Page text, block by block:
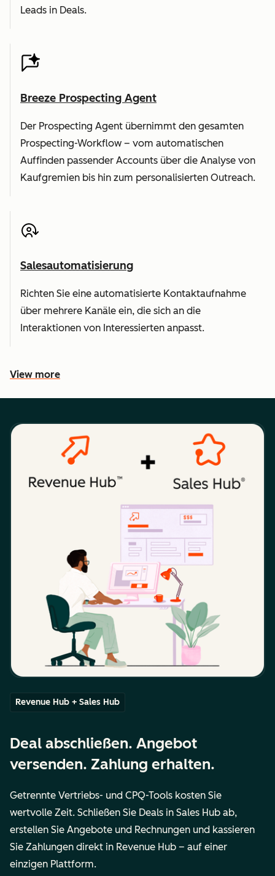
Leads in Deals.
Breeze Prospecting Agent
Der Prospecting Agent übernimmt den gesamten
Prospecting-Workflow – vom automatischen
Auffinden passender Accounts über die Analyse von
Kaufgremien bis hin zum personalisierten Outreach.
Salesautomatisierung
Richten Sie eine automatisierte Kontaktaufnahme
über mehrere Kanäle ein, die sich an die
Interaktionen von Interessierten anpasst.
View more
Revenue Hub + Sales Hub
Deal abschließen. Angebot
versenden. Zahlung erhalten.
Getrennte Vertriebs- und CPQ-Tools kosten Sie
wertvolle Zeit. Schließen Sie Deals in Sales Hub ab,
erstellen Sie Angebote und Rechnungen und kassieren
Sie Zahlungen direkt in Revenue Hub – auf einer
einzigen Plattform.